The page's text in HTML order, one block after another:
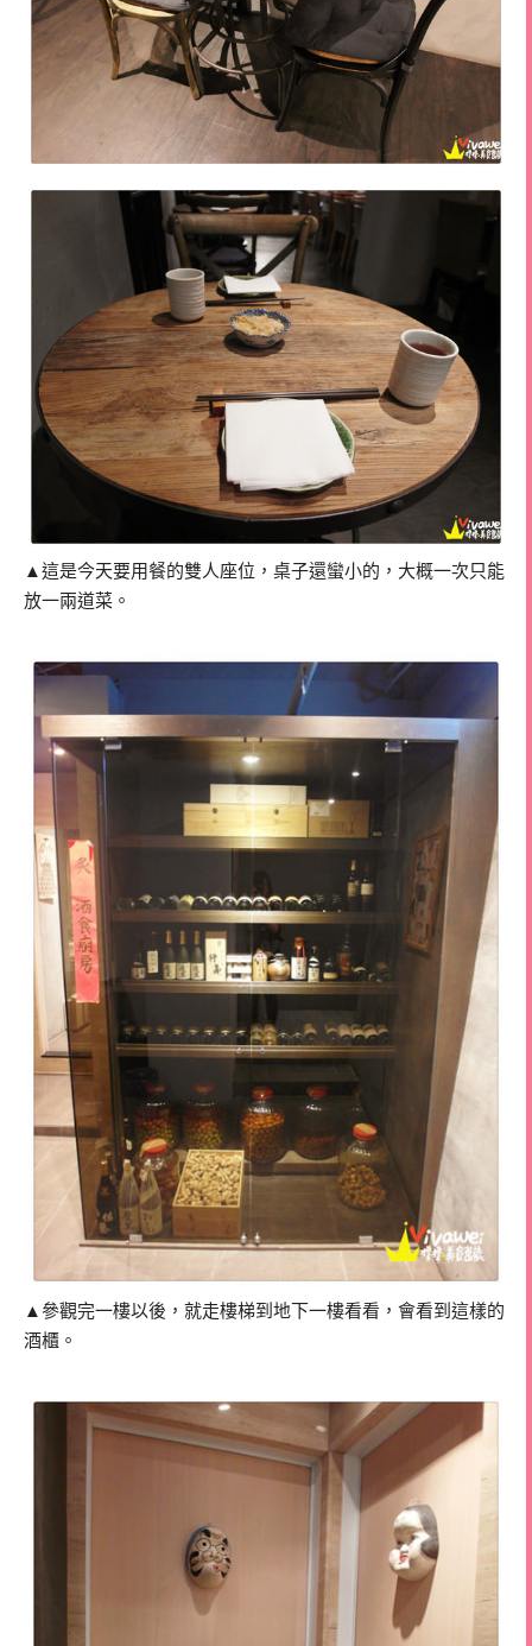
▲這是今天要用餐的雙人座位，桌子還蠻小的，大概一次只能
放一兩道菜。
▲參觀完一樓以後，就走樓梯到地下一樓看看，會看到這樣的
酒櫃。